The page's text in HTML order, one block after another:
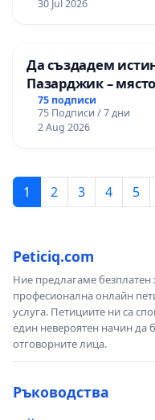
30 Jul 2026
Да създадем
Пазарджик –
любимци
75 подписи
75 Подписи / 7 дни
2 Aug 2026
1 2 3 4 5
Peticiq.com
Ние предлагаме безплатен
професионална онлайн
услуга. Петициите ни са
един невероятен начин да
отговорните лица.
Ръководства